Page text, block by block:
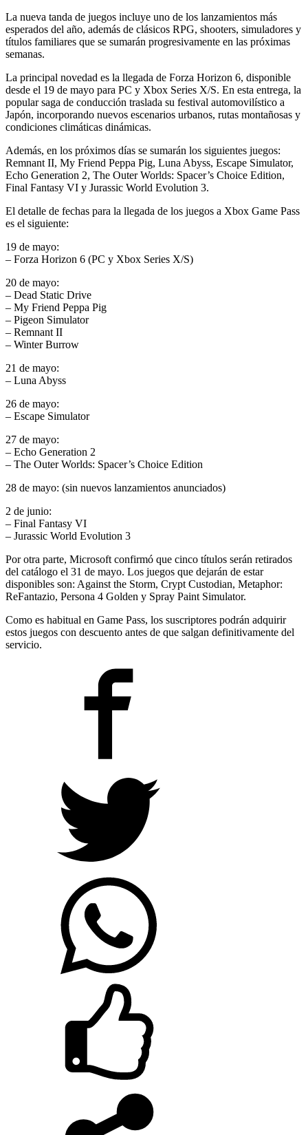
La nueva tanda de juegos incluye uno de los lanzamientos más
esperados del año, además de clásicos RPG, shooters, simuladores y
títulos familiares que se sumarán progresivamente en las próximas
semanas.
La principal novedad es la llegada de Forza Horizon 6, disponible
desde el 19 de mayo para PC y Xbox Series X/S. En esta entrega, la
popular saga de conducción traslada su festival automovilístico a
Japón, incorporando nuevos escenarios urbanos, rutas montañosas y
condiciones climáticas dinámicas.
Además, en los próximos días se sumarán los siguientes juegos:
Remnant II, My Friend Peppa Pig, Luna Abyss, Escape Simulator,
Echo Generation 2, The Outer Worlds: Spacer’s Choice Edition,
Final Fantasy VI y Jurassic World Evolution 3.
El detalle de fechas para la llegada de los juegos a Xbox Game Pass
es el siguiente:
19 de mayo:
– Forza Horizon 6 (PC y Xbox Series X/S)
20 de mayo:
– Dead Static Drive
– My Friend Peppa Pig
– Pigeon Simulator
– Remnant II
– Winter Burrow
21 de mayo:
– Luna Abyss
26 de mayo:
– Escape Simulator
27 de mayo:
– Echo Generation 2
– The Outer Worlds: Spacer’s Choice Edition
28 de mayo: (sin nuevos lanzamientos anunciados)
2 de junio:
– Final Fantasy VI
– Jurassic World Evolution 3
Por otra parte, Microsoft confirmó que cinco títulos serán retirados
del catálogo el 31 de mayo. Los juegos que dejarán de estar
disponibles son: Against the Storm, Crypt Custodian, Metaphor:
ReFantazio, Persona 4 Golden y Spray Paint Simulator.
Como es habitual en Game Pass, los suscriptores podrán adquirir
estos juegos con descuento antes de que salgan definitivamente del
servicio.